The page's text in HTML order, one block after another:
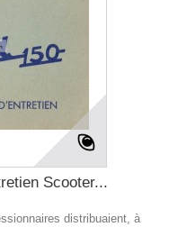
Scooter...
distribuaient, à